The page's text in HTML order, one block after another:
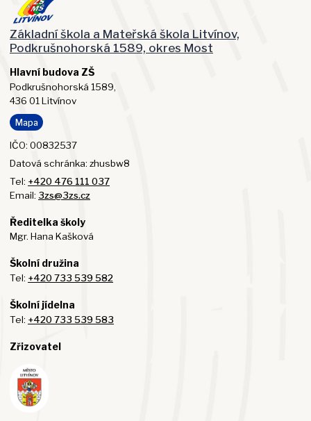
Základní škola a Mateřská škola Litvínov,
Podkrušnohorská 1589, okres Most
Hlavní budova ZŠ
Podkrušnohorská 1589,
436 01 Litvínov
Mapa
IČO: 00832537
Datová schránka: zhusbw8
Tel: +420 476 111 037
Email: 3zs@3zs.cz
Ředitelka školy
Mgr. Hana Kašková
Školní družina
Tel: +420 733 539 582
Školní jídelna
Tel: +420 733 539 583
Zřizovatel